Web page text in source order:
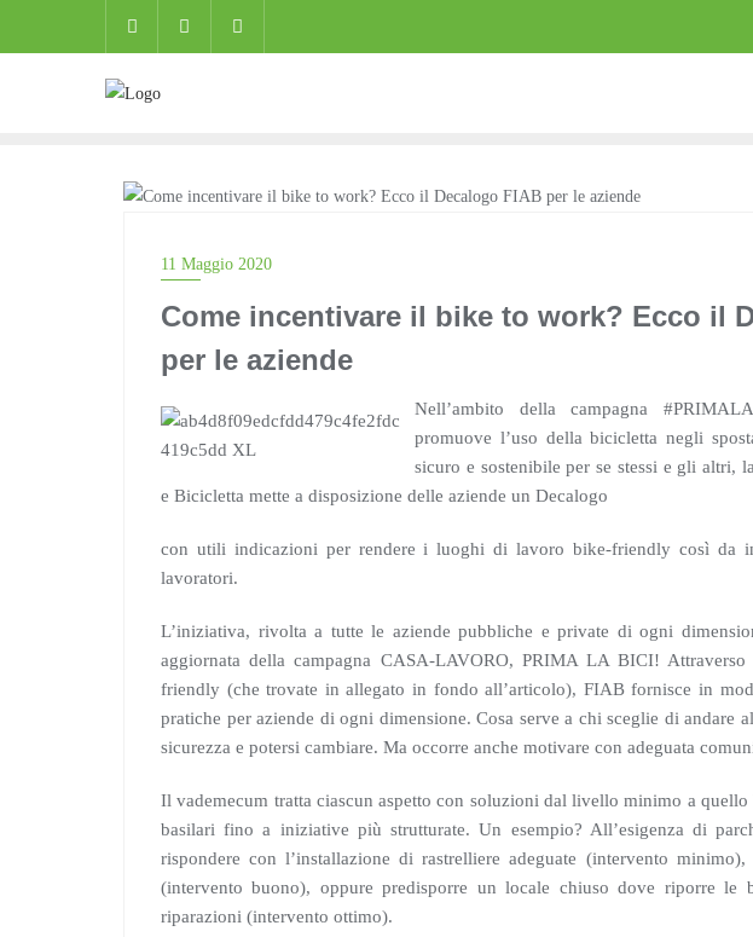
11 Maggio 2020
Come incentivare il bike to work? Ecco il
per le aziende
Nell’ambito della campagna
promuove l’uso della bicicletta negli
sicuro e sostenibile per se stessi e gli altri,
e Bicicletta mette a disposizione delle aziende un Decalogo
con utili indicazioni per rendere i luoghi di lavoro bike-friendly così da
lavoratori.
L’iniziativa, rivolta a tutte le aziende pubbliche e private di ogni
aggiornata della campagna CASA-LAVORO, PRIMA LA BICI!
friendly (che trovate in allegato in fondo all’articolo), FIAB fornisce in
pratiche per aziende di ogni dimensione. Cosa serve a chi sceglie di andare
sicurezza e potersi cambiare. Ma occorre anche motivare con adeguata
Il vademecum tratta ciascun aspetto con soluzioni dal livello minimo a
basilari fino a iniziative più strutturate. Un esempio? All’esigenza di
rispondere con l’installazione di rastrelliere adeguate (intervento
(intervento buono), oppure predisporre un locale chiuso dove riporre le
riparazioni (intervento ottimo).